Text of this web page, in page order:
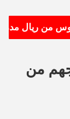
ريال مدريد
فيروس كورونا إلى 161031 وخروجهم من